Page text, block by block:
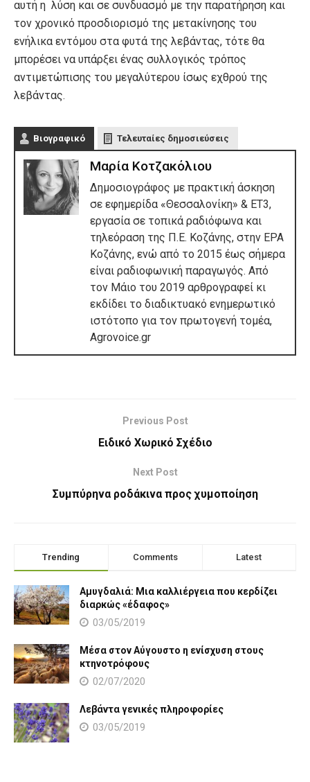
αυτή η λύση και σε συνδυασμό με την παρατήρηση και
τον χρονικό προσδιορισμό της μετακίνησης του
ενήλικα εντόμου στα φυτά της λεβάντας, τότε θα
μπορέσει να υπάρξει ένας συλλογικός τρόπος
αντιμετώπισης του μεγαλύτερου ίσως εχθρού της
λεβάντας.
Βιογραφικό Τελευταίες δημοσιεύσεις
Μαρία Κοτζακόλιου
Δημοσιογράφος με πρακτική άσκηση
σε εφημερίδα «Θεσσαλονίκη» & ΕΤ3,
εργασία σε τοπικά ραδιόφωνα και
τηλεόραση της Π.Ε. Κοζάνης, στην ΕΡΑ
Κοζάνης, ενώ από το 2015 έως σήμερα
είναι ραδιοφωνική παραγωγός. Από
τον Μάιο του 2019 αρθρογραφεί κι
εκδίδει το διαδικτυακό ενημερωτικό
ιστότοπο για τον πρωτογενή τομέα,
Agrovoice.gr
Previous Post
Ειδικό Χωρικό Σχέδιο
Next Post
Συμπύρηνα ροδάκινα προς χυμοποίηση
Trending Comments Latest
Αμυγδαλιά: Μια καλλιέργεια που κερδίζει
διαρκώς «έδαφος»
03/05/2019
Μέσα στον Αύγουστο η ενίσχυση στους
κτηνοτρόφους
02/07/2020
Λεβάντα γενικές πληροφορίες
03/05/2019